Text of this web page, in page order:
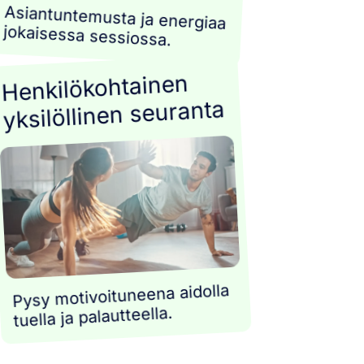
Asiantuntemusta ja energiaa
jokaisessa sessiossa.
Henkilökohtainen
yksilöllinen seuranta
Pysy motivoituneena aidolla
tuella ja palautteella.